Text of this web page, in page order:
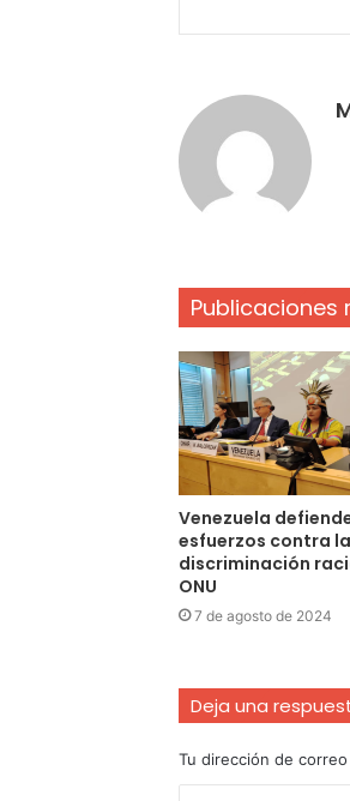
Publicaciones
Venezuela
esfuerzos contra la
discriminación
ONU
7 de agosto de 2024
Deja una
Tu dirección de